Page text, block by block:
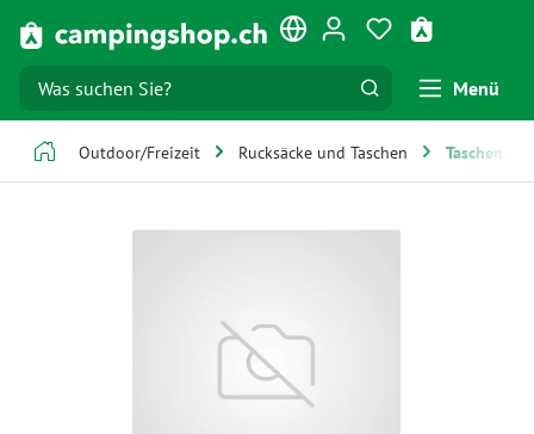
Zum Hauptinhalt springen Du hast 0
Menü
Outdoor/Freizeit Rucksäcke und Taschen Taschen &